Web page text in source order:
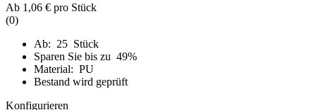
Ab 1,06 € pro Stück
(0)
Ab: 25 Stück
Sparen Sie bis zu 49%
Material: PU
Bestand wird geprüft
Konfigurieren